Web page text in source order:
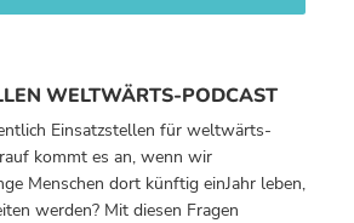
WELTWÄRTS-PODCAST
Einsatzstellen für weltwärts-
kommt es an, wenn wir
Menschen dort künftig einJahr leben,
werden? Mit diesen Fragen